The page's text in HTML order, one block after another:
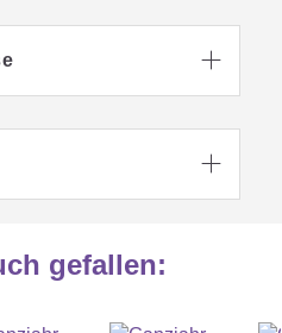


gefallen: